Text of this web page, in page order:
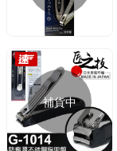
補貨中